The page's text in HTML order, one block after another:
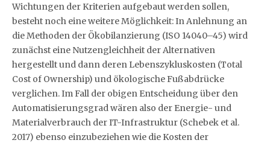
Wichtungen der Kriterien aufgebaut werden sollen,
besteht noch eine weitere Möglichkeit: In Anlehnung an
die Methoden der Ökobilanzierung (ISO 14040–45) wird
zunächst eine Nutzengleichheit der Alternativen
hergestellt und dann deren Lebenszykluskosten (Total
Cost of Ownership) und ökologische Fußabdrücke
verglichen. Im Fall der obigen Entscheidung über den
Automatisierungsgrad wären also der Energie- und
Materialverbrauch der IT-Infrastruktur (Schebek et al.
2017) ebenso einzubeziehen wie die Kosten der